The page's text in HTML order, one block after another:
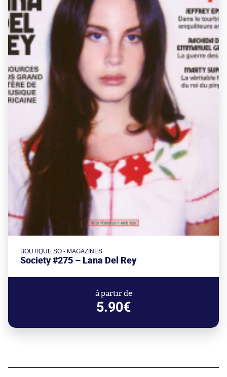
BOUTIQUE SO - MAGAZINES
Society #275 – Lana Del Rey
à partir de
5.90€